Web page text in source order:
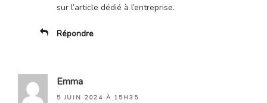
sur l’article dédié à l’entreprise.
Répondre
Emma
5 JUIN 2024 À 15H35